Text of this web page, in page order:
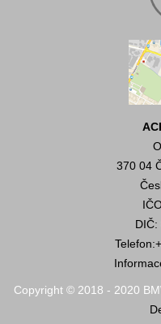
370 04
DIČ:
Telefon:
Copyright © 2018 - 2020